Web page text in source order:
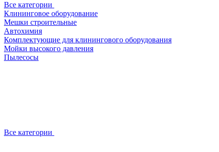
Все категории
Клининговое оборудование
Мешки строительные
Автохимия
Комплектующие для клинингового оборудования
Мойки высокого давления
Пылесосы
Все категории